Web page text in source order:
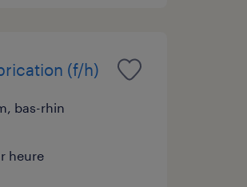
(f/h)
bas-rhin
heure